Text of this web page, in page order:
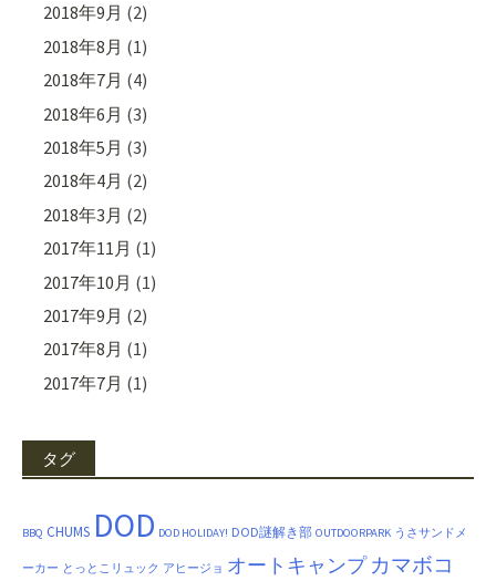
2018年9月 (2)
2018年8月 (1)
2018年7月 (4)
2018年6月 (3)
2018年5月 (3)
2018年4月 (2)
2018年3月 (2)
2017年11月 (1)
2017年10月 (1)
2017年9月 (2)
2017年8月 (1)
2017年7月 (1)
タグ
BBQ CHUMS DOD DOD HOLIDAY! DOD謎解き部 OUTDOORPARK うさサンドメ
ーカー とっとこリュック アヒージョ オートキャンプ カマボコ